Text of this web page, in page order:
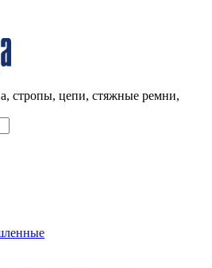
стропы, цепи, стяжные ремни,